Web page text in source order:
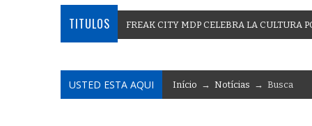
TITULOS FREAK CITY MDP CELEBRA LA CULTURA P
USTED ESTA AQUI Início → Notícias → Busca